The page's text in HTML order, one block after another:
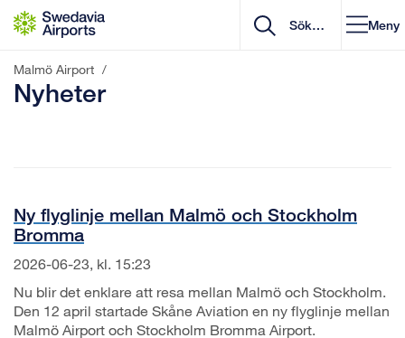
Gå till innehåll
Meny
Malmö Airport /
Nyheter
Ny flyglinje mellan Malmö och Stockholm
Bromma
2026-06-23, kl. 15:23
Nu blir det enklare att resa mellan Malmö och Stockholm.
Den 12 april startade Skåne Aviation en ny flyglinje mellan
Malmö Airport och Stockholm Bromma Airport.